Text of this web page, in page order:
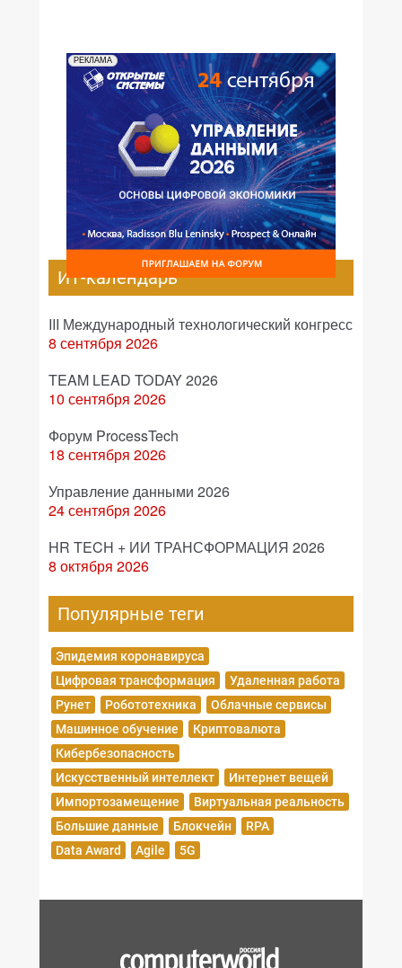
РЕКЛАМА
ИТ-календарь
III Международный технологический конгресс
8 сентября 2026
TEAM LEAD TODAY 2026
10 сентября 2026
Форум ProcessTech
18 сентября 2026
Управление данными 2026
24 сентября 2026
HR TECH + ИИ ТРАНСФОРМАЦИЯ 2026
8 октября 2026
Популярные теги
Эпидемия коронавируса
Цифровая трансформация
Удаленная работа
Рунет
Робототехника
Облачные сервисы
Машинное обучение
Криптовалюта
Кибербезопасность
Искусственный интеллект
Интернет вещей
Импортозамещение
Виртуальная реальность
Большие данные
Блокчейн
RPA
Data Award
Agile 5G